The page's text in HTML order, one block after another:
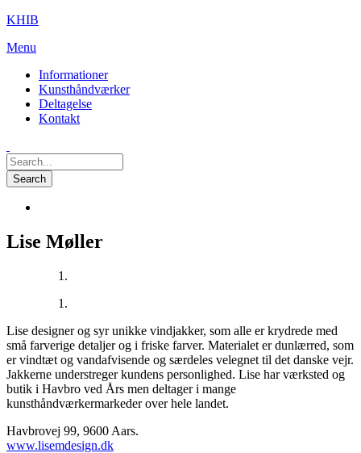
KHIB
Menu
Informationer
Kunsthåndværker
Deltagelse
Kontakt
Lise Møller
Lise designer og syr unikke vindjakker, som alle er krydrede med
små farverige detaljer og i friske farver. Materialet er dunlærred, som
er vindtæt og vandafvisende og særdeles velegnet til det danske vejr.
Jakkerne understreger kundens personlighed. Lise har værksted og
butik i Havbro ved Års men deltager i mange
kunsthåndværkermarkeder over hele landet.
Havbrovej 99, 9600 Aars.
www.lisemdesign.dk